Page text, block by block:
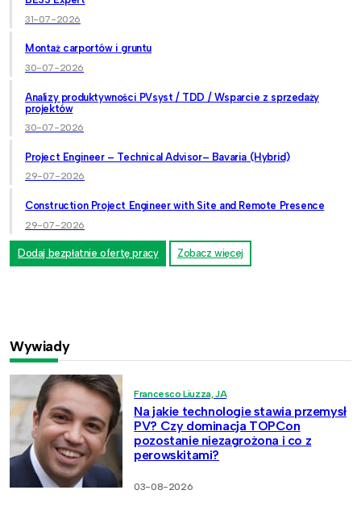
31-07-2026
Montaż carportów i gruntu
30-07-2026
Analizy produktywności PVsyst / TDD / Wsparcie z sprzedaży
projektów
30-07-2026
Project Engineer – Technical Advisor– Bavaria (Hybrid)
29-07-2026
Construction Project Engineer with Site and Remote Presence
29-07-2026
Dodaj bezpłatnie ofertę pracy Zobacz więcej
Wywiady
Francesco Liuzza, JA
Na jakie technologie stawia przemysł
PV? Czy dominacja TOPCon
pozostanie niezagrożona i co z
perowskitami?
03-08-2026